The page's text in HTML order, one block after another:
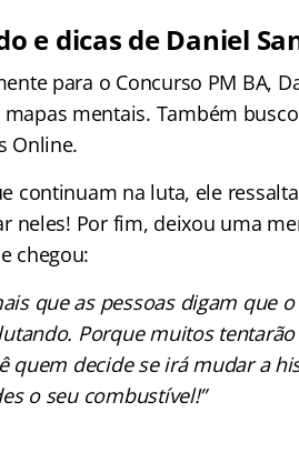
e dicas de Daniel
para o Concurso PM BA,
mentais. Também
Online.
continuam na luta, ele
neles! Por fim, deixou uma
chegou:
que as pessoas digam que
Porque muitos
quem decide se irá mudar a
o seu combustível!”